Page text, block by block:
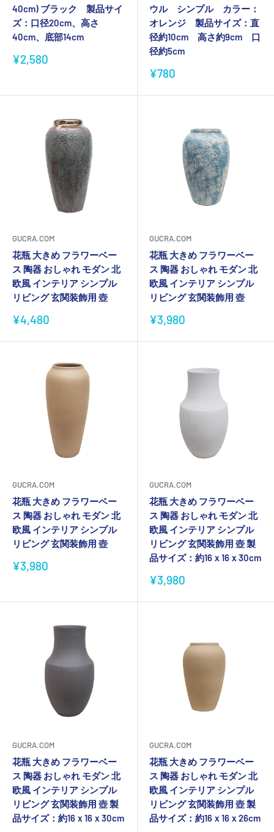
40cm) ブラック 製品サイ
ズ：口径20cm、高さ
40cm、底部14cm
販
格
¥2,580
ウル シンプル カラー：
オレンジ 製品サイズ：直
径約10cm 高さ約9cm 口
径約5cm
販
価
¥780
GUCRA.COM
花瓶 大きめ フラワーベー
ス 陶器 おしゃれ モダン 北
欧風 インテリア シンプル
リビング 玄関装飾用 壺
販
価
¥4,480
GUCRA.COM
花瓶 大きめ フラワーベー
ス 陶器 おしゃれ モダン 北
欧風 インテリア シンプル
リビング 玄関装飾用 壺
販
価
¥3,980
GUCRA.COM
花瓶 大きめ フラワーベー
ス 陶器 おしゃれ モダン 北
欧風 インテリア シンプル
リビング 玄関装飾用 壺
販
格
¥3,980
GUCRA.COM
花瓶 大きめ フラワーベー
ス 陶器 おしゃれ モダン 北
欧風 インテリア シンプル
リビング 玄関装飾用 壺 製
品サイズ：約16ｘ16ｘ30cm
販
価
¥3,980
GUCRA.COM
花瓶 大きめ フラワーベー
ス 陶器 おしゃれ モダン 北
欧風 インテリア シンプル
リビング 玄関装飾用 壺 製
品サイズ：約16ｘ16ｘ30cm
GUCRA.COM
花瓶 大きめ フラワーベー
ス 陶器 おしゃれ モダン 北
欧風 インテリア シンプル
リビング 玄関装飾用 壺 製
品サイズ：約16ｘ16ｘ26cm